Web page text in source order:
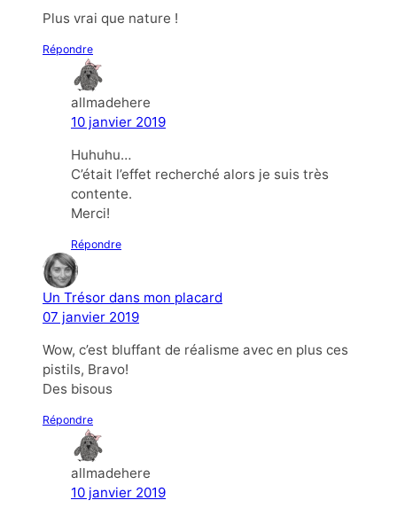
Plus vrai que nature !
Répondre
allmadehere
10 janvier 2019
Huhuhu…
C’était l’effet recherché alors je suis très
contente.
Merci!
Répondre
Un Trésor dans mon placard
07 janvier 2019
Wow, c’est bluffant de réalisme avec en plus ces
pistils, Bravo!
Des bisous
Répondre
allmadehere
10 janvier 2019